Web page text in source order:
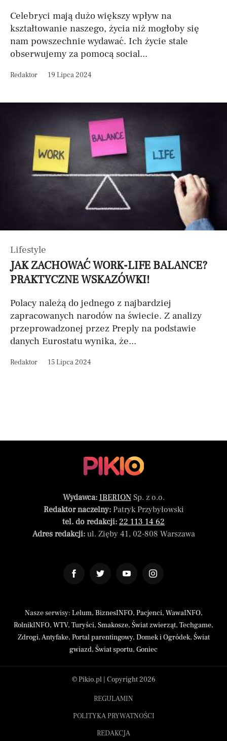
Celebryci mają dużo większy wpływ na
kształtowanie naszego, życia niż mogłoby się
nam powszechnie wydawać. Ich życie stale
obserwujemy za pomocą social...
Redaktor 19 Lipca 2024
Lifestyle
JAK ZACHOWAĆ WORK-LIFE BALANCE?
PRAKTYCZNE WSKAZÓWKI!
Polacy należą do jednego z najbardziej
zapracowanych narodów na świecie. Z analizy
przeprowadzonej przez Preply na podstawie
danych Eurostatu wynika, że...
Redaktor 15 Lipca 2024
Wydawca: IBERIONSp. z o.o.
Redaktor naczelny:Patryk Przybyłowski
tel. do redakcji: 22 113 14 62
Adres redakcji:ul. Zięby 41, 02-808 Warszawa
Nasze serwisy: Lelum, BiznesINFO, Pacjenci, WawaINFO,
RolnikINFO, WTV, Turyści, Smakosze, Świat zwierząt, Techgame,
Zdrogi,Antyfake, Portal parentingowy, Domek i Ogródek, Świat
gwiazd, Świat sportu, Goniec
© Pikio.pl | Copyright 2026
REGULAMIN
POLITYKA PRYWATNOŚCI
REDAKCJA